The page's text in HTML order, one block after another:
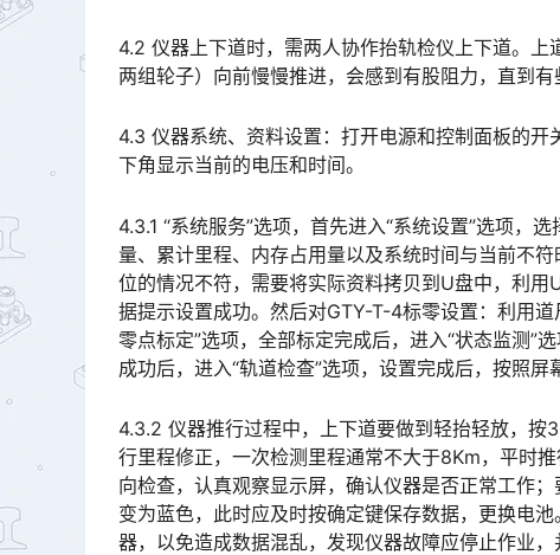
4.2 仪器上下道时，需两人协作抬轨检仪上下道。
两组轮子）向前慢慢推进，会感到有股阻力，直到
4.3 仪器系统、资料设置：打开电源和控制面板的
下角显示当前的电压和时间。
4.3.1 “系统服务”选项，首先进入“系统设置”选项，
量、累计里程、内存占用量以及系统时间与当前不
位的情况不符，需要将实际资料拷贝到U盘中，利
据提示设置成功。然后对GTY-T-4标零设置：利用
零点标定”选项，全部标定完成后，进入“状态监测”
成功后，进入“轨道检查”选项，设置完成后，按照屏
4.3.2 仪器推行过程中，上下道要做到轻抬轻放，
行里程修正，一次检测里程通常不大于8Km，平时
向检查，认真观察显示屏，确认仪器是否正常工作
变为蓝色，此时应及时按确定键保存数据，更换电
器，以免造成数据混乱，发现仪器故障应停止作业